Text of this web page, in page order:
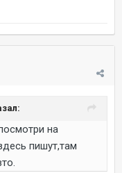
на
пишут,там